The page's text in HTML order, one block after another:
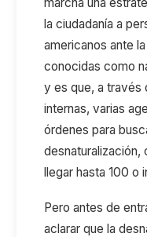
la ciudadanía a
americanos ante
conocidas como
y es que, a través
internas, varias
órdenes para
desnaturalización,
llegar hasta 100 o
Pero antes de
aclarar que la